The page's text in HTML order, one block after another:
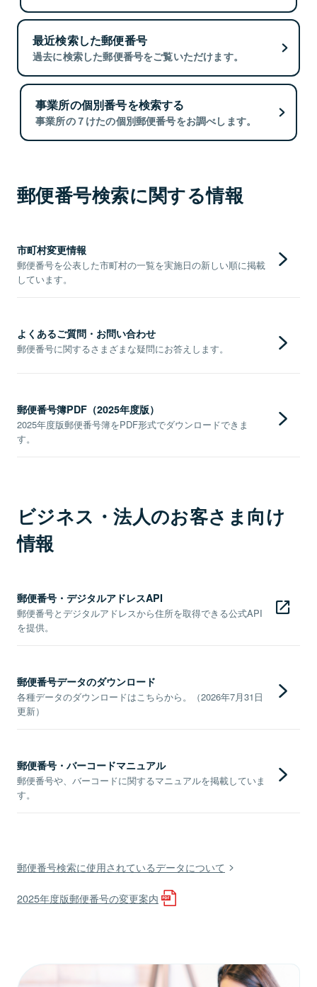
最近検索した郵便番号
過去に検索した郵便番号をご覧いただけます。
事業所の個別番号を検索する
事業所の７けたの個別郵便番号をお調べします。
郵便番号検索に関する情報
市町村変更情報
郵便番号を公表した市町村の一覧を実施日の新しい順に掲載
しています。
よくあるご質問・お問い合わせ
郵便番号に関するさまざまな疑問にお答えします。
郵便番号簿PDF（2025年度版）
2025年度版郵便番号簿をPDF形式でダウンロードできま
す。
ビジネス・法人のお客さま向け
情報
郵便番号・デジタルアドレスAPI
郵便番号とデジタルアドレスから住所を取得できる公式API
を提供。
郵便番号データのダウンロード
各種データのダウンロードはこちらから。（2026年7月31日
更新）
郵便番号・バーコードマニュアル
郵便番号や、バーコードに関するマニュアルを掲載していま
す。
郵便番号検索に使用されているデータについて
2025年度版郵便番号の変更案内